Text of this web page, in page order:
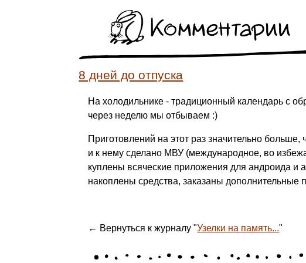
Комментарии
8 дней до отпуска
На холодильнике - традиционный календарь с
через неделю мы отбываем :)
Приготовлений на этот раз значительно
и к нему сделано МВУ (международное, во
куплены всяческие приложения для андроида и
накоплены средства, заказаны дополнительные
← Вернуться к журналу "Узелки на память..."